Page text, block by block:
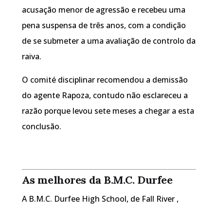
acusação menor de agressão e recebeu uma
pena suspensa de três anos, com a condição
de se submeter a uma avaliação de controlo da
raiva.
O comité disciplinar recomendou a demissão
do agente Rapoza, contudo não esclareceu a
razão porque levou sete meses a chegar a esta
conclusão.
As melhores da B.M.C. Durfee
A B.M.C. Durfee High School, de Fall River ,